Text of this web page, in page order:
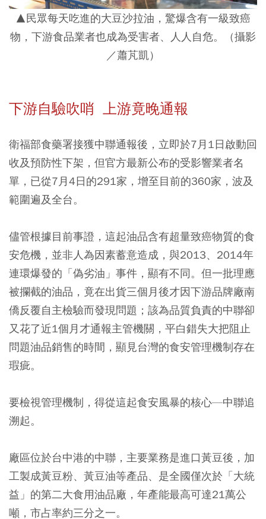
▲民眾每天吃進的大豆沙拉油，驚爆含有一級致癌
物，下游食品業者也成為受害者、人人自危。（攝影
／蕭芃凱）
下游自驗吹哨 上游竟晚通報
衛福部食藥署接獲中聯通報後，立即於7月1日啟動回
收及預防性下架，但官方最新公布的受影響業者名
單，已從7月4日的291家，增至目前的360家，波及
範圍遍及全台。
儘管根據目前事證，這起油品含有超量致癌物質的食
安危機，並非人為因素蓄意造成，與2013、2014年
連環爆發的「偽劣油」事件，顯有不同。但一批理應
被攔截的油品，竟在出貨三個月後才因下游品牌廠南
僑反覆自主檢驗而發現問題；該為品質負責的中聯卻
又花了近1個月才通報主管機關，平白錯失大把阻止
問題油品銷售的時間，顯見台灣的食安管理機制存在
瑕疵。
要檢視管理機制，得從這起食安風暴的核心—中聯追
溯起。
廠區位於台中港的中聯，主要業務是進口黃豆後，加
工製成黃豆粉、黃豆油等產品、是全國僅次於「大統
益」的第二大食用油品廠，年產能最高可達21萬公
噸，市占率約三分之一。